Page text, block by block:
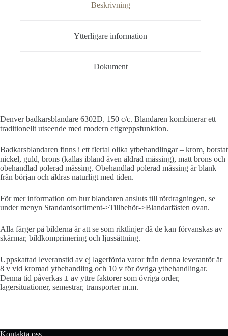
Beskrivning
Ytterligare information
Dokument
Denver badkarsblandare 6302D, 150 c/c. Blandaren kombinerar ett
traditionellt utseende med modern ettgreppsfunktion.
Badkarsblandaren finns i ett flertal olika ytbehandlingar – krom, borstat
nickel, guld, brons (kallas ibland även åldrad mässing), matt brons och
obehandlad polerad mässing. Obehandlad polerad mässing är blank
från början och åldras naturligt med tiden.
För mer information om hur blandaren ansluts till rördragningen, se
under menyn Standardsortiment->Tillbehör->Blandarfästen ovan.
Alla färger på bilderna är att se som riktlinjer då de kan förvanskas av
skärmar, bildkomprimering och ljussättning.
Uppskattad leveranstid av ej lagerförda varor från denna leverantör är
8 v vid kromad ytbehandling och 10 v för övriga ytbehandlingar.
Denna tid påverkas ± av yttre faktorer som övriga order,
lagersituationer, semestrar, transporter m.m.